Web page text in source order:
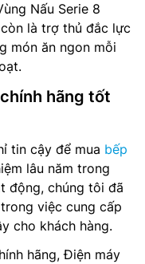
Nấu Serie 8
là trợ thủ đắc lực
món ăn ngon mỗi
hãng tốt
tin cậy để mua bếp
lâu năm trong
động, chúng tôi đã
việc cung cấp
cho khách hàng.
hãng, Điện máy